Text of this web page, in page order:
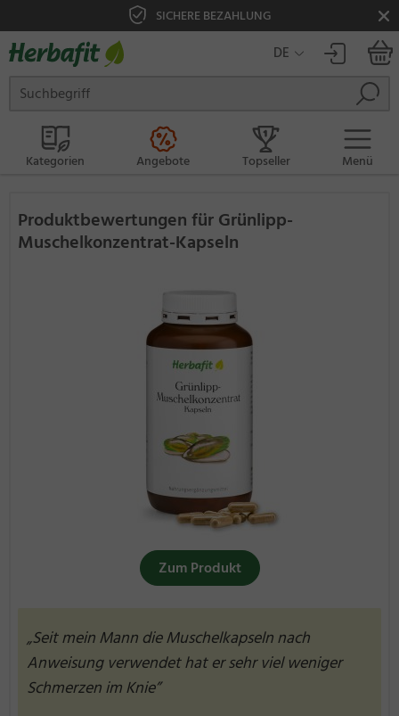
SICHERE BEZAHLUNG
DE
Kategorien Angebote Topseller Menü
Produktbewertungen für Grünlipp-
Muschelkonzentrat-Kapseln
Zum Produkt
„Seit mein Mann die Muschelkapseln nach
Anweisung verwendet hat er sehr viel weniger
Schmerzen im Knie”